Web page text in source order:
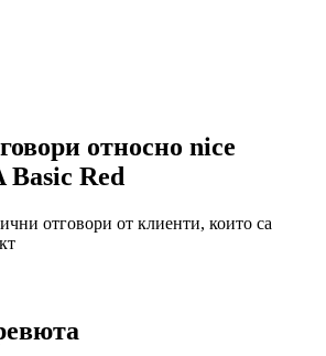
относно nice
Basic Red
отговори от клиенти, които са